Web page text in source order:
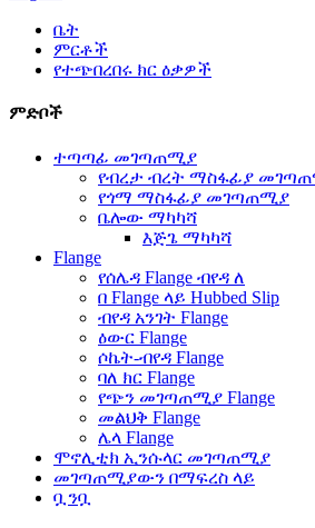
ቤት
ምርቶች
የተጭበረበሩ ክር ዕቃዎች
ምድቦች
ተጣጣፊ መገጣጠሚያ
የብረታ ብረት ማስፋፊያ
የጎማ ማስፋፊያ መገጣጠሚያ
ቤሎው ማካካሻ
እጅጌ ማካካሻ
Flange
የሰሌዳ Flange ብየዳ ለ
በ Flange ላይ Hubbed Slip
ብየዳ አንገት Flange
ዕውር Flange
ሶኬት-ብየዳ Flange
ባለ ክር Flange
የጭን መገጣጠሚያ Flange
መልህቅ Flange
ሌላ Flange
ሞኖሊቲክ ኢንሱላር መገጣጠሚያ
መገጣጠሚያውን በማፍረስ ላይ
ቧንቧ